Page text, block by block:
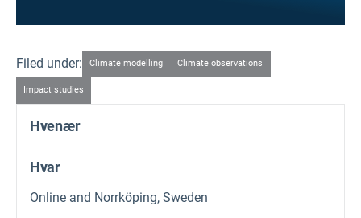
Filed under: Climate modelling Climate observations
Impact studies
Hvenær
Hvar
Online and Norrköping, Sweden